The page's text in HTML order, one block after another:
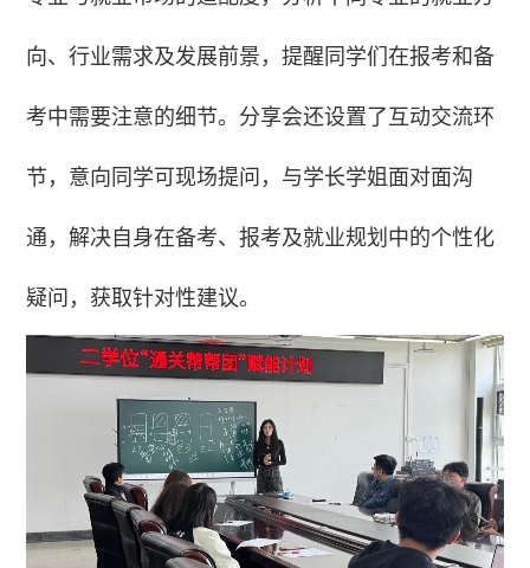
向、行业需求及发展前景，提醒同学们在报考和备
考中需要注意的细节。分享会还设置了互动交流环
节，意向同学可现场提问，与学长学姐面对面沟
通，解决自身在备考、报考及就业规划中的个性化
疑问，获取针对性建议。